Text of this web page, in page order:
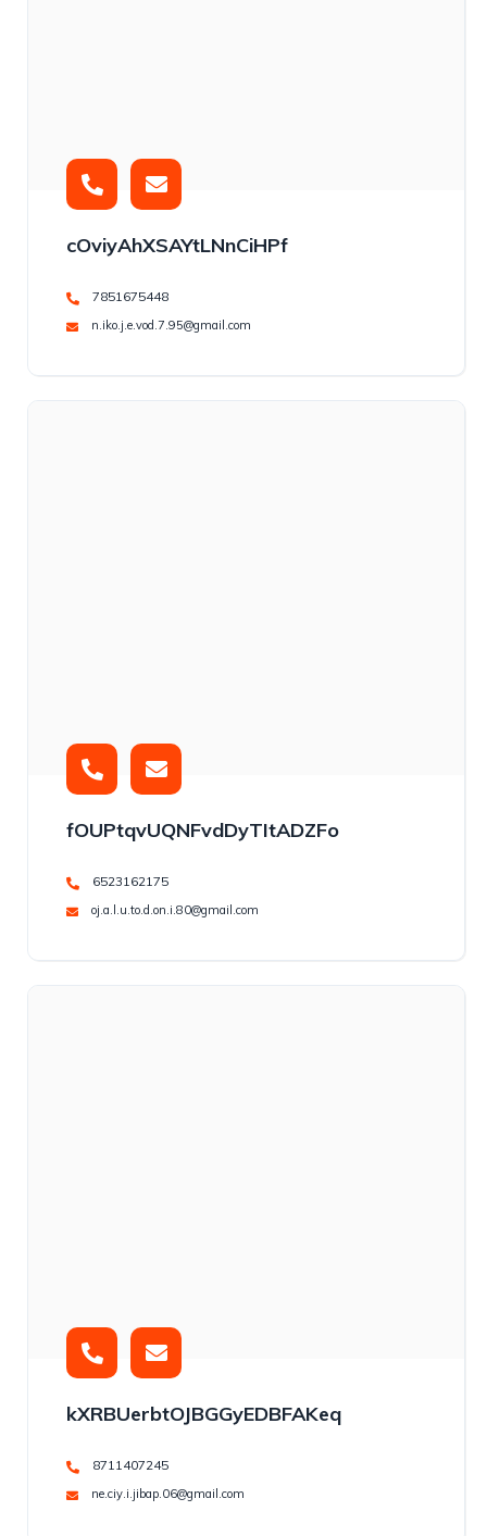
cOviyAhXSAYtLNnCiHPf
7851675448
n.iko.j.e.vod.7.95@gmail.com
fOUPtqvUQNFvdDyTItADZFo
6523162175
oj.a.l.u.to.d.on.i.80@gmail.com
kXRBUerbtOJBGGyEDBFAKeq
8711407245
ne.ciy.i.jibap.06@gmail.com